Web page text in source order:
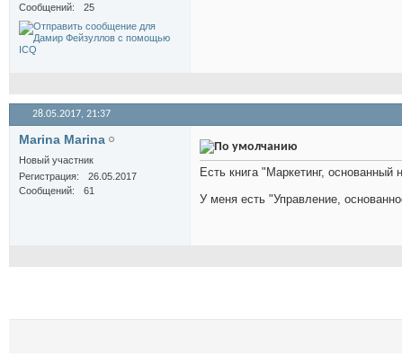
Сообщений
25
28.05.2017, 21:37
Marina Marina
Новый участник
Регистрация
26.05.2017
Сообщений
61
Есть книга "Маркетинг,
У меня есть "Управление,